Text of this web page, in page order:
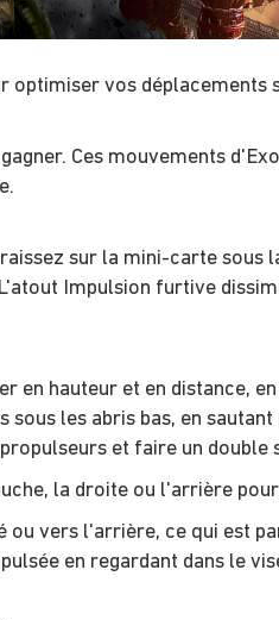
optimiser vos déplacements
Ces mouvements
sur la mini-carte sous
Impulsion furtive
en hauteur et en distance,
les abris bas, en
et faire un double
la droite ou l'arrière
ou vers l'arrière, ce qui est
en regardant dans le